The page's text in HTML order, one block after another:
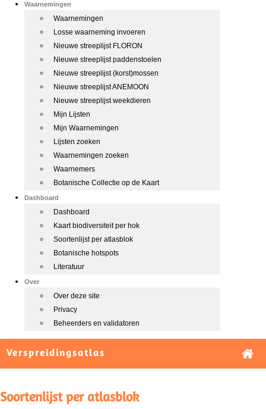
Waarnemingen
Waarnemingen
Losse waarneming invoeren
Nieuwe streeplijst FLORON
Nieuwe streeplijst paddenstoelen
Nieuwe streeplijst (korst)mossen
Nieuwe streeplijst ANEMOON
Nieuwe streeplijst weekdieren
Mijn Lijsten
Mijn Waarnemingen
Lijsten zoeken
Waarnemingen zoeken
Waarnemers
Botanische Collectie op de Kaart
Dashboard
Dashboard
Kaart biodiversiteit per hok
Soortenlijst per atlasblok
Botanische hotspots
Literatuur
Over
Over deze site
Privacy
Beheerders en validatoren
Verspreidingsatlas
Soortenlijst per atlasblok